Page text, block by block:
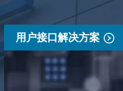
用户接口解决方案